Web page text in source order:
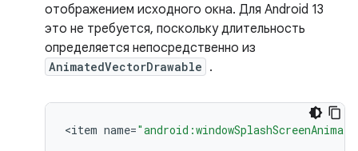
отображением исходного окна. Для Android 13
это не требуется, поскольку длительность
определяется непосредственно из
AnimatedVectorDrawable .
<item name=